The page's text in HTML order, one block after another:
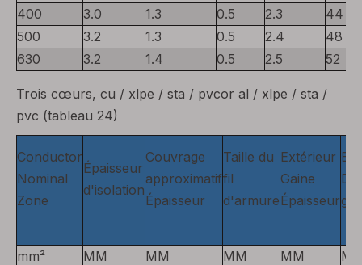
400
3.0 1.3 0.5 2.3
44
500
3.2 1.3 0.5 2.4
48
630
3.2 1.4 0.5 2.5 52
Trois cœurs, cu / xlpe / sta / pvcor al / xlpe / sta /
pvc (tableau 24)
Conductor
Nominal
Zone
Épaisseur
d'isolation
Couvrage
approximatif
Épaisseur
Taille du
fil
d'armure
Extérieur
Gaine
Épaisseur
mm² MM MM MM MM